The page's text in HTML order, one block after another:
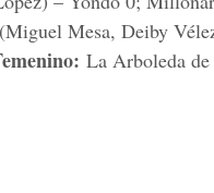
Mesa, Deiby
La Arboleda